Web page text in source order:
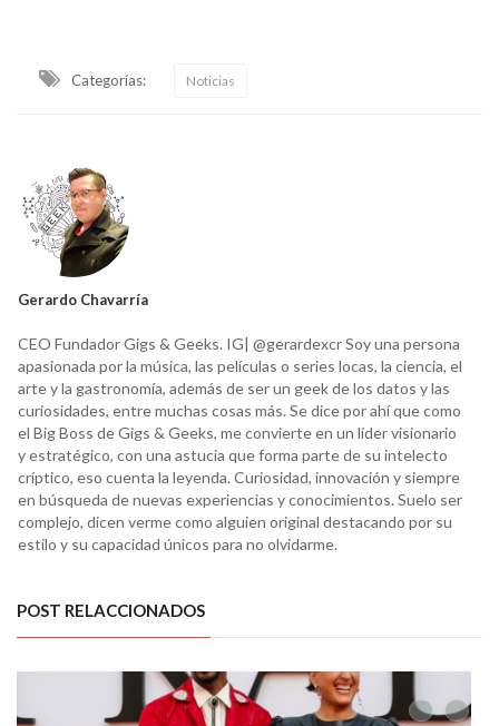
Categorías: Noticias
Gerardo Chavarría
CEO Fundador Gigs & Geeks. IG| @gerardexcr Soy una persona
apasionada por la música, las películas o series locas, la ciencia, el
arte y la gastronomía, además de ser un geek de los datos y las
curiosidades, entre muchas cosas más. Se dice por ahí que como
el Big Boss de Gigs & Geeks, me convierte en un líder visionario
y estratégico, con una astucia que forma parte de su intelecto
críptico, eso cuenta la leyenda. Curiosidad, innovación y siempre
en búsqueda de nuevas experiencias y conocimientos. Suelo ser
complejo, dicen verme como alguien original destacando por su
estilo y su capacidad únicos para no olvidarme.
POST RELACCIONADOS